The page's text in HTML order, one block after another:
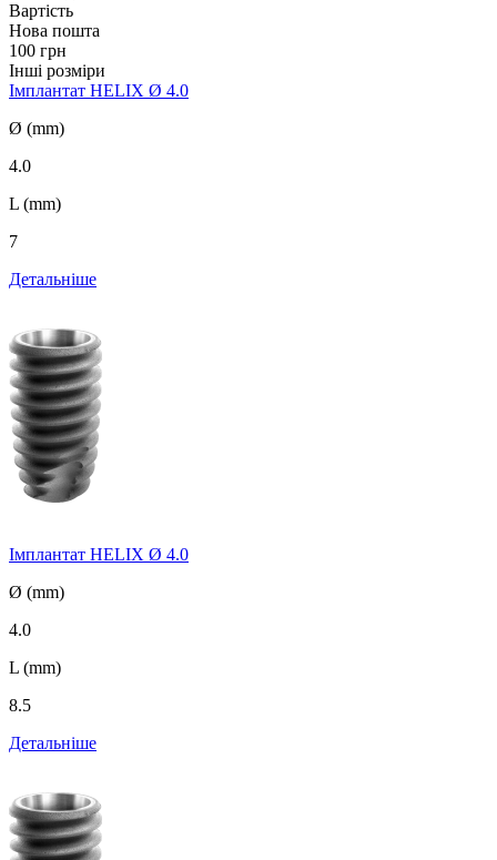
Вартість
Нова пошта
100 грн
Інші розміри
Імплантат HELIX Ø 4.0
Ø (mm)
4.0
L (mm)
7
Детальніше
Імплантат HELIX Ø 4.0
Ø (mm)
4.0
L (mm)
8.5
Детальніше